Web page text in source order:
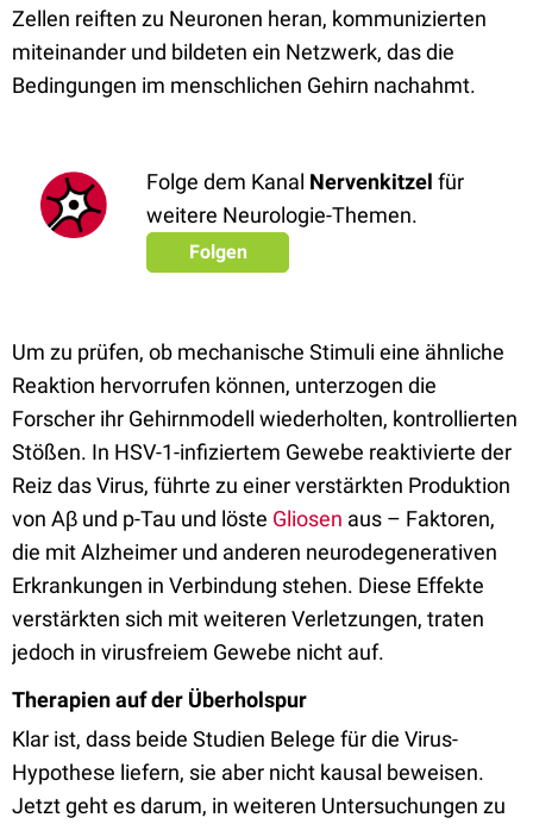
Zellen reiften zu Neuronen heran, kommunizierten
miteinander und bildeten ein Netzwerk, das die
Bedingungen im menschlichen Gehirn nachahmt.
Folge dem Kanal Nervenkitzel für
weitere Neurologie-Themen.
Folgen
Um zu prüfen, ob mechanische Stimuli eine ähnliche
Reaktion hervorrufen können, unterzogen die
Forscher ihr Gehirnmodell wiederholten, kontrollierten
Stößen. In HSV-1-infiziertem Gewebe reaktivierte der
Reiz das Virus, führte zu einer verstärkten Produktion
von Aβ und p-Tau und löste Gliosen aus – Faktoren,
die mit Alzheimer und anderen neurodegenerativen
Erkrankungen in Verbindung stehen. Diese Effekte
verstärkten sich mit weiteren Verletzungen, traten
jedoch in virusfreiem Gewebe nicht auf.
Therapien auf der Überholspur
Klar ist, dass beide Studien Belege für die Virus-
Hypothese liefern, sie aber nicht kausal beweisen.
Jetzt geht es darum, in weiteren Untersuchungen zu